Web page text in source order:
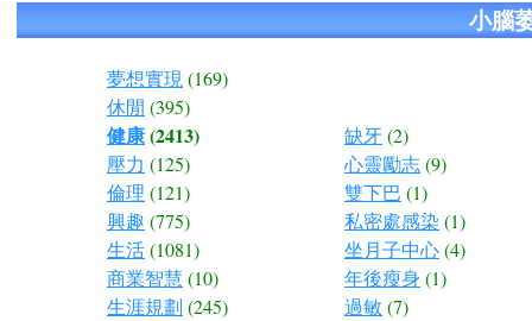
小腦
夢想實現(169)
休閒 (395)
健康(2413)
壓力 (125)
倫理 (121)
興趣 (775)
生活(1081)
商業智慧 (10)
生涯規劃 (245)
缺牙(2)
心靈勵志(9)
雙下巴 (1)
私密處感染 (1)
坐月子中心(4)
年後瘦身 (1)
過敏 (7)